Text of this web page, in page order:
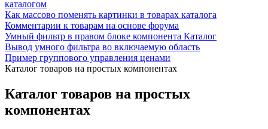
каталогом
Как массово поменять картинки в товарах каталога
Комментарии к товарам на основе форума
Умный фильтр в правом блоке компонента Каталог
Вывод умного фильтра во включаемую область
Пример группового управления ценами
Каталог товаров на простых компонентах
Каталог товаров на простых
компонентах